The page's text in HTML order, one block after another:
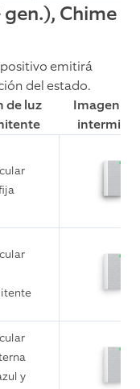
gen.), Chime
emitirá
del estado.
de luz
Imagen de
y